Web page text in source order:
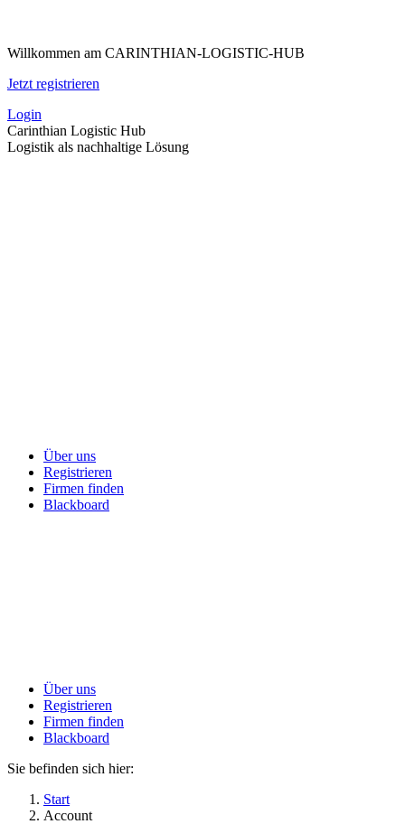
springen
Willkommen am CARINTHIAN-LOGISTIC-HUB
Jetzt registrieren
Login
Carinthian Logistic Hub
Logistik als nachhaltige Lösung
Über uns
Registrieren
Firmen finden
Blackboard
Über uns
Registrieren
Firmen finden
Blackboard
Sie befinden sich hier:
Start
Account